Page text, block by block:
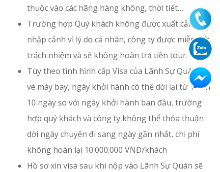
thuộc vào các hãng hàng không, thời tiết…
Trường hợp Quý khách không được xuất cảnh và
nhập cảnh vì lý do cá nhân, công ty được miễn trừ
trách nhiệm và sẽ không hoàn trả tiền tour.
Tùy theo tình hình cấp Visa của Lãnh Sự Quán và
vé máy bay, ngày khởi hành có thể dời lại từ 1 đến
10 ngày so với ngày khởi hành ban đầu, trường
hợp quý khách và công ty không thể thỏa thuận
dời ngày chuyến đi sang ngày gần nhất, chi phí
không hoàn lại 10.000.000 VNĐ/khách
Hồ sơ xin visa sau khi nộp vào Lãnh Sự Quán sẽ